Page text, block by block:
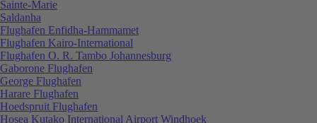
Sainte-Marie
Saldanha
Flughafen Enfidha-Hammamet
Flughafen Kairo-International
Flughafen O. R. Tambo Johannesburg
Gaborone Flughafen
George Flughafen
Harare Flughafen
Hoedspruit Flughafen
Hosea Kutako International Airport Windhoek